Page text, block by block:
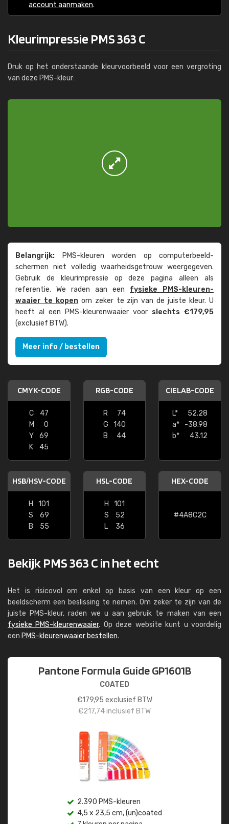
account aanmaken.
Kleurimpressie PMS 363 C
Druk op het onderstaande kleurvoorbeeld voor een vergroting
van deze PMS-kleur:
Belangrijk: PMS-kleuren worden op computer­beeld­
schermen niet volledig waarheids­­getrouw weer­gegeven.
Gebruik de kleur­impressie op deze pagina alleen als
referentie. We raden aan een fysieke PMS-kleuren­
waaier te kopenom zeker te zijn van de juiste kleur. U
heeft al een PMS-kleuren­waaier voor slechts €179,95
(exclusief BTW).
Meer info / bestellen
CMYK-CODE
C
47
M
0
Y
69
K
45
RGB-CODE
R
74
G
140
B
44
CIELAB-CODE
L*
52.28
a*
-38.98
b*
43.12
HSB/HSV-CODE
H
101
S
69
B
55
HSL-CODE
H
101
S
52
L
36
HEX-CODE
#4A8C2C
Bekijk PMS 363 C in het echt
Het is risicovol om enkel op basis van een kleur op een
beeldscherm een beslissing te nemen. Om zeker te zijn van de
juiste PMS-kleur, raden we u aan gebruik te maken van een
fysieke PMS-kleurenwaaier. Op deze website kunt u voordelig
een PMS-kleurenwaaier bestellen.
Pantone Formula Guide GP1601B
COATED
€179,95 exclusief BTW
€217,74inclusief BTW
2.390 PMS-kleuren
4,5 x 23,5 cm, (un)coated